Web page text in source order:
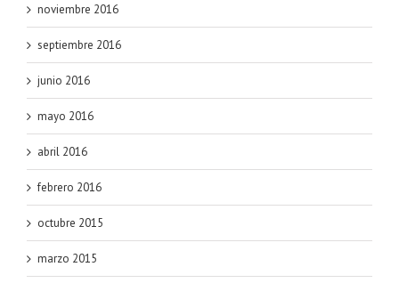
noviembre 2016
septiembre 2016
junio 2016
mayo 2016
abril 2016
febrero 2016
octubre 2015
marzo 2015